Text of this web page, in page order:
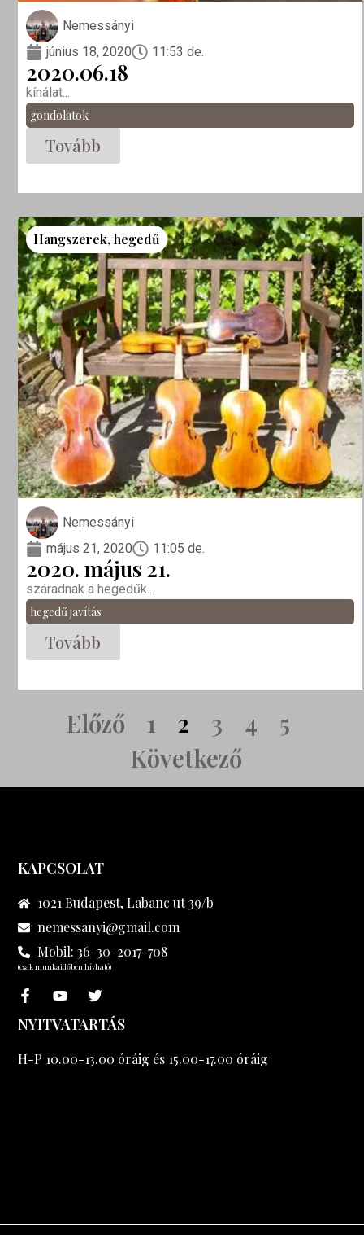
Nemessányi
június 18, 2020
11:53 de.
2020.06.18
kínálat...
gondolatok
Tovább
Hangszerek,hegedű
Nemessányi
május 21, 2020
11:05 de.
2020. május 21.
száradnak a hegedűk...
hegedű javítás
Tovább
Előző 1 2 3 4
5
Következő
KAPCSOLAT
1021 Budapest, Labanc ut 39/b
nemessanyi@gmail.com
Mobil: 36-30-2017-708
(csak munkaidőben hívható)
NYITVATARTÁS
H-P 10.00-13.00 óráig és 15.00-17.00 óráig